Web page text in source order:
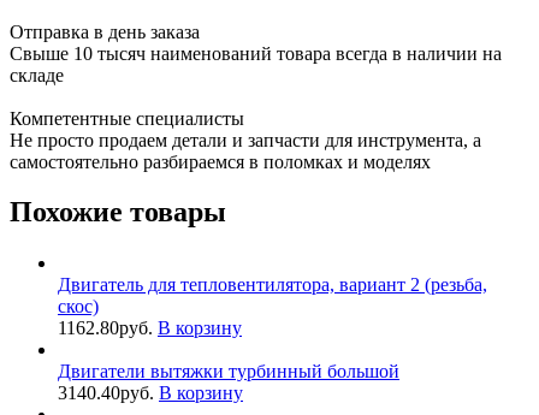
Отправка в день заказа
Свыше 10 тысяч наименований товара всегда в наличии на
складе
Компетентные специалисты
Не просто продаем детали и запчасти для инструмента, а
самостоятельно разбираемся в поломках и моделях
Похожие товары
Двигатель для тепловентилятора, вариант 2 (резьба,
скос)
1162.80руб. В корзину
Двигатели вытяжки турбинный большой
3140.40руб. В корзину